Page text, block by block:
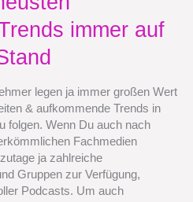
immer auf
legen ja immer großen Wert
& aufkommende Trends in
folgen. Wenn Du auch nach
Fachmedien
ja zahlreiche
Gruppen zur Verfügung,
Podcasts. Um auch